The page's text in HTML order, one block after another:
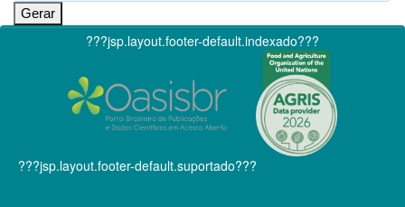
???jsp.layout.footer-default.indexado???
???jsp.layout.footer-default.suportado???